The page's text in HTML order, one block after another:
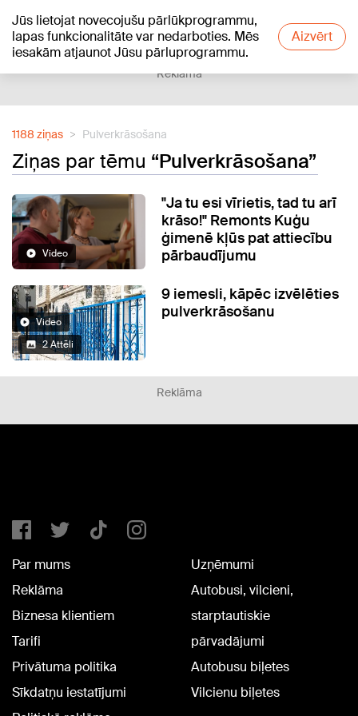
Jūs lietojat novecojušu pārlūkprogrammu,
lapas funkcionalitāte var nedarboties. Mēs
iesakām atjaunot Jūsu pārluprogrammu.
Aizvērt
+16°C
Reklāma
1188 ziņas Pulverkrāsošana
Ziņas par tēmu “Pulverkrāsošana”
Video
"Ja tu esi vīrietis, tad tu arī
krāso!" Remonts Kuģu
ģimenē kļūs pat attiecību
pārbaudījumu
Video
2 Attēli
9 iemesli, kāpēc izvēlēties
pulverkrāsošanu
Reklāma
Par mums
Reklāma
Biznesa klientiem
Tarifi
Privātuma politika
Sīkdatņu iestatījumi
Uzņēmumi
Autobusi, vilcieni,
starptautiskie
pārvadājumi
Autobusu biļetes
Vilcienu biļetes